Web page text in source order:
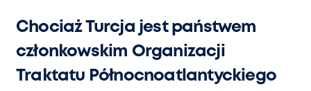
Chociaż Turcja jest państwem
członkowskim Organizacji
Traktatu Północnoatlantyckiego